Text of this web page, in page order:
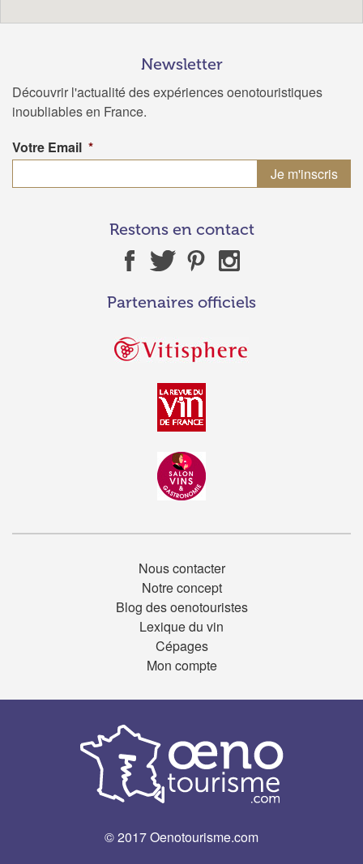
Newsletter
Découvrir l'actualité des expériences oenotouristiques
inoubliables en France.
Votre Email *
Restons en contact
Partenaires officiels
Nous contacter
Notre concept
Blog des oenotouristes
Lexique du vin
Cépages
Mon compte
© 2017 Oenotourisme.com